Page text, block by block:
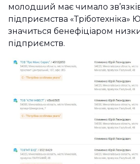
молодший має чимало
підприємства
значиться бенефіціаром
підприємств.